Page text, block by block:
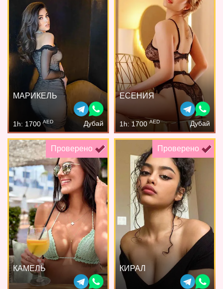
МАРИКЕЛЬ
1h: 1700AED Дубай
ЕСЕНИЯ
1h: 1700 AED Дубай
Проверено
КАМЕЛЬ
Проверено
КИРАЛ